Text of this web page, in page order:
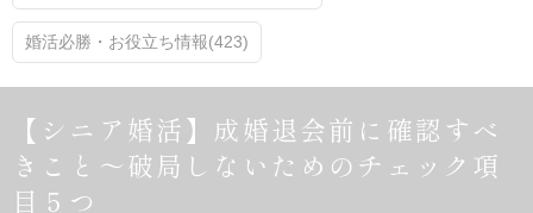
婚活必勝・お役立ち情報(423)
【シニア婚活】成婚退会前に確認すべ
きこと～破局しないためのチェック項
目５つ